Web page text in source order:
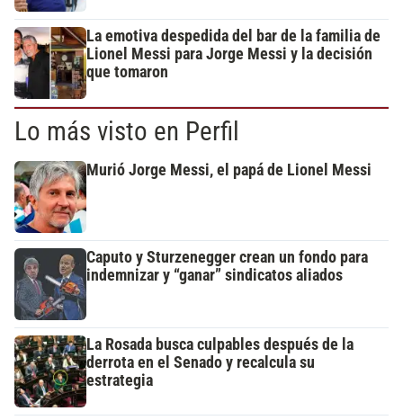
La emotiva despedida del bar de la familia de
Lionel Messi para Jorge Messi y la decisión
que tomaron
Lo más visto en Perfil
Murió Jorge Messi, el papá de Lionel Messi
Caputo y Sturzenegger crean un fondo para
indemnizar y “ganar” sindicatos aliados
La Rosada busca culpables después de la
derrota en el Senado y recalcula su
estrategia